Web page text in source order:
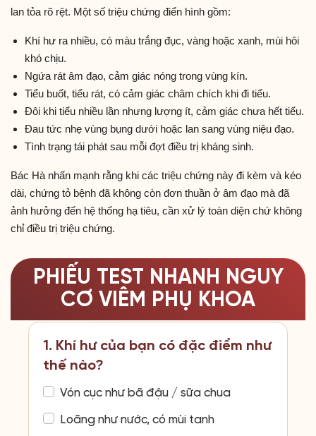
lan tỏa rõ rệt. Một số triệu chứng điển hình gồm:
Khí hư ra nhiều, có màu trắng đục, vàng hoặc xanh, mùi hôi
khó chịu.
Ngứa rát âm đạo, cảm giác nóng trong vùng kín.
Tiểu buốt, tiểu rát, có cảm giác châm chích khi đi tiểu.
Đôi khi tiểu nhiều lần nhưng lượng ít, cảm giác chưa hết tiểu.
Đau tức nhẹ vùng bụng dưới hoặc lan sang vùng niệu đạo.
Tình trạng tái phát sau mỗi đợt điều trị kháng sinh.
Bác Hà nhấn mạnh rằng khi các triệu chứng này đi kèm và kéo
dài, chứng tỏ bệnh đã không còn đơn thuần ở âm đạo mà đã
ảnh hưởng đến hệ thống hạ tiêu, cần xử lý toàn diện chứ không
chỉ điều trị triệu chứng.
PHIẾU TEST NHANH NGUY
CƠ VIÊM PHỤ KHOA
1. Khí hư của bạn có đặc điểm như
thế nào?
Vón cục như bã đậu / sữa chua
Loãng như nước, có mùi tanh